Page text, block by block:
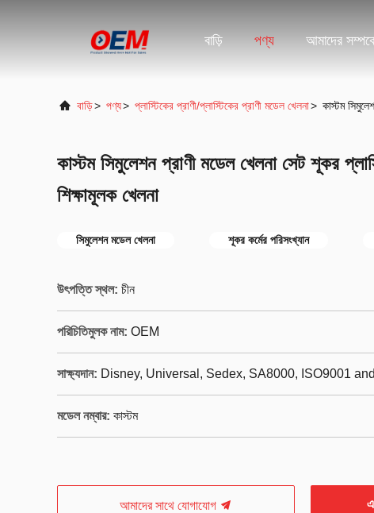
বাড়ি পণ্য আমাদের
বাড়ি> পণ্য> প্লাস্টিকের প্রাণী/প্লাস্টিকের প্রাণী মডেল খেলনা> কাস্টম
কাস্টম সিমুলেশন প্রাণী মডেল খেলনা সেট শূকর
শিক্ষামূলক খেলনা
সিমুলেশন মডেল খেলনা শূকর কর্মের পরিসংখ্যান
উৎপত্তি স্থল: চীন
পরিচিতিমুলক নাম: OEM
সাক্ষ্যদান: Disney, Universal, Sedex, SA8000, ISO9001
মডেল নম্বার: কাস্টম
আমাদের সাথে যোগাযোগ